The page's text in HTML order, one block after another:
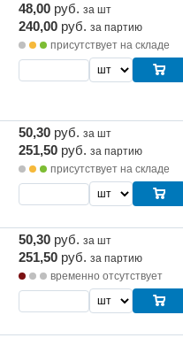
48,00 руб. за шт
240,00 руб. за партию
присутствует на складе
50,30 руб. за шт
251,50 руб. за партию
присутствует на складе
50,30 руб. за шт
251,50 руб. за партию
временно отсутствует